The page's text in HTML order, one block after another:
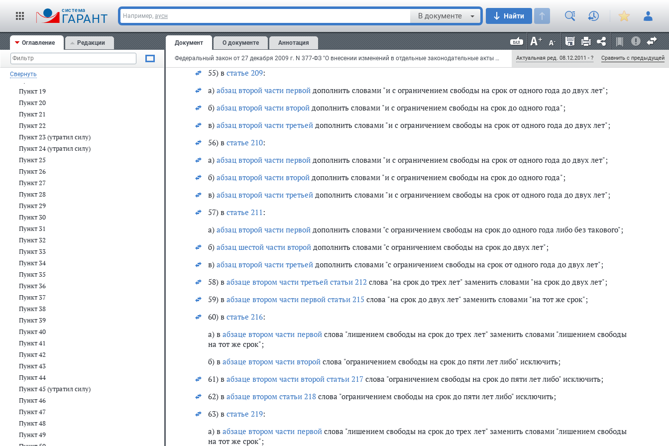
cистема
ГАРАНТ Например, аусн В документе Найти
Оглавление Редакции
Свернуть
Пункт 12
Пункт 13
Пункт 14
Пункт 15
Пункт 16
Пункт 17
Пункт 18
Пункт 19
Пункт 20
Пункт 21
Пункт 22
Пункт 23 (утратил силу)
Пункт 24 (утратил силу)
Пункт 25
Пункт 26
Пункт 27
Пункт 28
Пункт 29
Пункт 30
Пункт 31
Пункт 32
Пункт 33
Пункт 34
Пункт 35
Пункт 36
Пункт 37
Пункт 38
Пункт 39
Пункт 40
Пункт 41
Пункт 42
Пункт 43
Пункт 44
Пункт 45 (утратил силу)
Пункт 46
Пункт 47
Пункт 48
Пункт 49
Документ О документе Аннотация
Федеральный закон от 27 декабря 2009 г. N 377-ФЗ "О внесении изменений в отдельные законодательные акты Российской Федерации в связи с введением в действие положений Уголовного кодекса Российской Федерации и Уголовно-исполнительного кодекса Российской Федерации о наказании в виде ограничения свободы" (с изменениями и дополнениями) Актуальная ред. 08.12.2011 - ? Сравнить с предыдущей
54) встатье 208:
а)абзац второй части первойдополнить словами "с ограничением свободы на срок до двух лет";
б)абзац второй части второйдополнить словами "с ограничением свободы на срок до одного года";
55) в статье 209:
а) абзац второй части первой дополнить словами "и с ограничением свободы на срок от одного года до двух лет";
б) абзац второй части второй дополнить словами "и с ограничением свободы на срок до одного года";
в) абзац второй части третьей дополнить словами "и с ограничением свободы на срок от одного года до двух лет";
56) в статье 210:
а) абзац второй части первой дополнить словами "и с ограничением свободы на срок от одного года до двух лет";
б) абзац второй части второй дополнить словами "и с ограничением свободы на срок до одного года";
в) абзац второй части третьей дополнить словами "и с ограничением свободы на срок от одного года до двух лет";
57) в статье 211:
а) абзац второй части первой дополнить словами "с ограничением свободы на срок до одного года либо без такового";
б) абзац шестой части второй дополнить словами "с ограничением свободы на срок до двух лет";
в) абзац второй части третьей дополнить словами "с ограничением свободы на срок от одного года до двух лет";
58) в абзаце втором части третьей статьи 212 слова "на срок до трех лет" заменить словами "на срок до двух лет";
59) в абзаце втором части первой статьи 215 слова "на срок до двух лет" заменить словами "на тот же срок";
60) в статье 216:
а) вабзаце втором части первойслова "лишением свободы на срок до трех лет" заменить словами "лишением свободы
на тот же срок";
б) в абзаце втором части второй слова "ограничением свободы на срок до пяти лет либо" исключить;
61) в абзаце втором части второй статьи 217 слова "ограничением свободы на срок до пяти лет либо" исключить;
62) в абзаце втором статьи 218 слова "ограничением свободы на срок до пяти лет либо" исключить;
63) в статье 219:
а) вабзаце втором части первойслова "лишением свободы на срок до трех лет" заменить словами "лишением свободы
на тот же срок";